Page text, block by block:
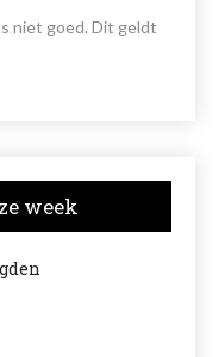
niet goed. Dit geldt
week